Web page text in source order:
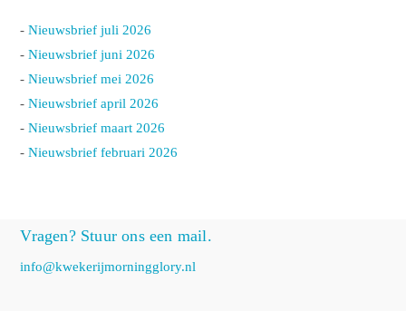
-Nieuwsbrief juli 2026
-Nieuwsbrief juni 2026
-Nieuwsbrief mei 2026
-Nieuwsbrief april 2026
-Nieuwsbrief maart 2026
-Nieuwsbrief februari 2026
Vragen? Stuur ons een mail.
info@kwekerijmorningglory.nl